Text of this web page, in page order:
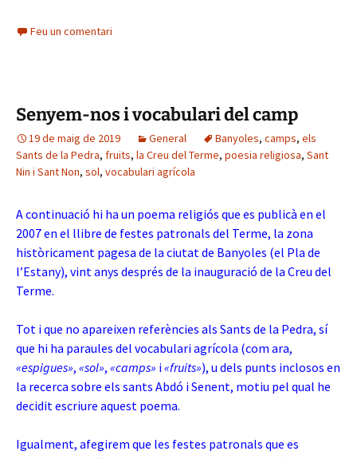
Feu un comentari
Senyem-nos i vocabulari del camp
19 de maig de 2019 General Banyoles, camps, els
Sants de la Pedra, fruits, la Creu del Terme, poesia religiosa, Sant
Nin i Sant Non, sol, vocabulari agrícola
A continuació hi ha un poema religiós que es publicà en el
2007 en el llibre de festes patronals del Terme, la zona
històricament pagesa de la ciutat de Banyoles (el Pla de
l’Estany), vint anys després de la inauguració de la Creu del
Terme.
Tot i que no apareixen referències als Sants de la Pedra, sí
que hi ha paraules del vocabulari agrícola (com ara,
«espigues», «sol», «camps» i«fruits»), u dels punts inclosos en
la recerca sobre els sants Abdó i Senent, motiu pel qual he
decidit escriure aquest poema.
Igualment, afegirem que les festes patronals que es